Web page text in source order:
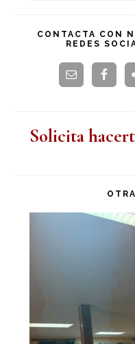
esta
CONTACTA CON
REDES
Solicita